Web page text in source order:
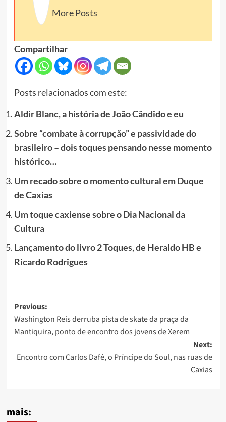
More Posts
Compartilhar
Posts relacionados com este:
Aldir Blanc, a história de João Cândido e eu
Sobre “combate à corrupção” e passividade do
brasileiro – dois toques pensando nesse momento
histórico…
Um recado sobre o momento cultural em Duque
de Caxias
Um toque caxiense sobre o Dia Nacional da
Cultura
Lançamento do livro 2 Toques, de Heraldo HB e
Ricardo Rodrigues
Post
navigation
Previous:
Washington Reis derruba pista de skate da praça da
Mantiquira, ponto de encontro dos jovens de Xerem
Next:
Encontro com Carlos Dafé, o Príncipe do Soul, nas ruas de
Caxias
mais: